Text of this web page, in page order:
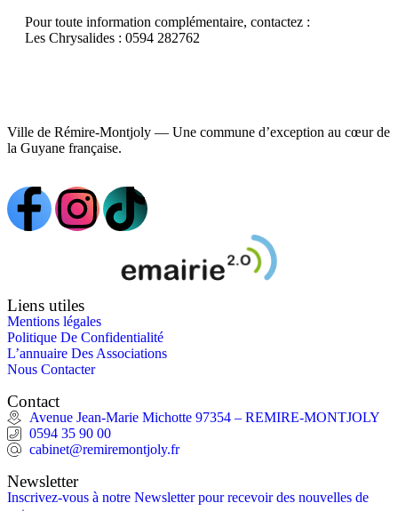
Pour toute information complémentaire, contactez :
Les Chrysalides : 0594 282762
Ville de Rémire-Montjoly — Une commune d’exception au cœur de
la Guyane française.
Liens utiles
Mentions légales
Politique De Confidentialité
L’annuaire Des Associations
Nous Contacter
Contact
Avenue Jean-Marie Michotte 97354 – REMIRE-MONTJOLY
0594 35 90 00
cabinet@remiremontjoly.fr
Newsletter
Inscrivez-vous à notre Newsletter pour recevoir des nouvelles de